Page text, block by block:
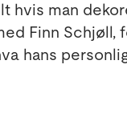
hvis man
Finn
hans